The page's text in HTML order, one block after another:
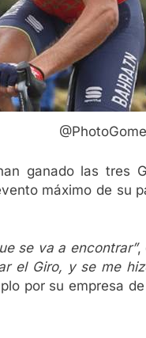
ganado las tres
máximo de su
se va a encontrar”,
el Giro, y se me
por su empresa